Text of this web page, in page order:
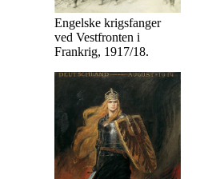
Engelske krigsfanger
ved Vestfronten i
Frankrig, 1917/18.